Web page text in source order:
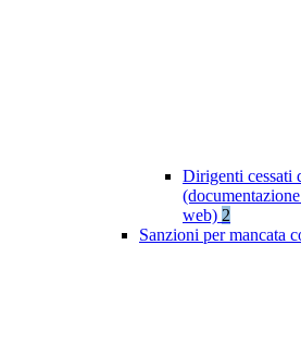
Dirigenti cessati
web) 2
Sanzioni per mancata